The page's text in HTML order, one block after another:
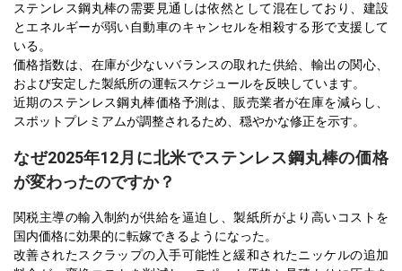
ステンレス鋼丸棒の需要見通しは依然として混在しており、建設
とエネルギーが弱い自動車のキャンセルを相殺する形で支援して
いる。
価格指数は、在庫が少ないバランスの取れた供給、輸出の関心、
および安定した製紙所の運転スケジュールを反映しています。
近期のステンレス鋼丸棒価格予測は、販売業者が在庫を減らし、
スポットプレミアムが調整されるため、穏やかな修正を示す。
なぜ2025年12月に北米でステンレス鋼丸棒の価格
が変わったのですか？
関税主導の輸入制約が供給を逼迫し、製紙所がより高いコストを
国内価格に効果的に転嫁できるようになった。
改善されたスクラップの入手可能性と緩和されたニッケルの追加